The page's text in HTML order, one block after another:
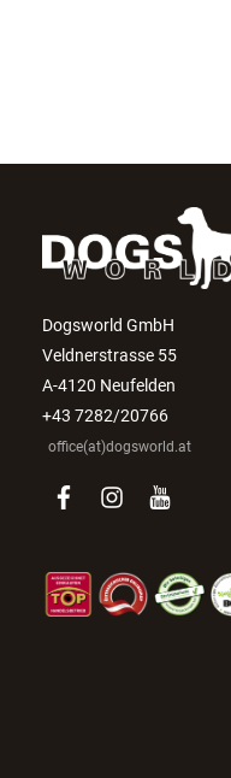
Dogsworld GmbH
Veldnerstrasse 55
A-4120 Neufelden
+43 7282/20766
office(at)dogsworld.at
facebook
instagram
youtube